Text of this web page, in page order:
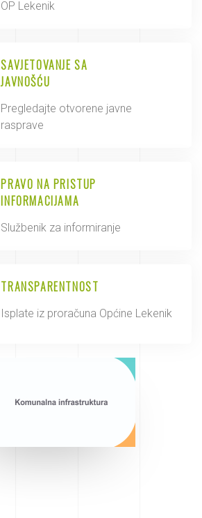
OP Lekenik
SAVJETOVANJE SA
JAVNOŠĆU
Pregledajte otvorene javne
rasprave
PRAVO NA PRISTUP
INFORMACIJAMA
Službenik za informiranje
TRANSPARENTNOST
Isplate iz proračuna Općine Lekenik